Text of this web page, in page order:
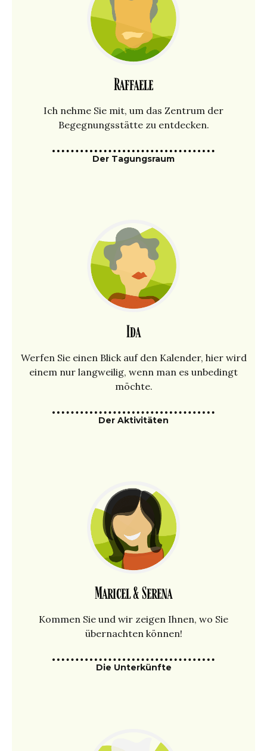
Raffaele
Ich nehme Sie mit, um das Zentrum der
Begegnungsstätte zu entdecken.
Der Tagungsraum
Ida
Werfen Sie einen Blick auf den Kalender, hier wird
einem nur langweilig, wenn man es unbedingt
möchte.
Der Aktivitäten
Maricel & Serena
Kommen Sie und wir zeigen Ihnen, wo Sie
übernachten können!
Die Unterkünfte